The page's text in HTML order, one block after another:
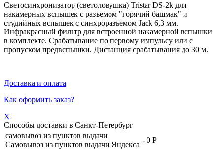
Светосинхронизатор (светоловушка) Tristar DS-2k для
накамерных вспышек с разъемом "горячий башмак" и
студийных вспышек с синхроразъемом Jack 6,3 мм.
Инфракрасный фильтр для встроенной накамерной вспышки
в комплекте. Срабатывание по первому импульсу или с
пропуском предвспышки. Дистанция срабатывания до 30 м.
Доставка и оплата
Как оформить заказ?
X
Способы доставки в Санкт-Петербург
самовывоз из пунктов выдачи
Самовывоз из пунктов выдачи Яндекса
- 0 Р